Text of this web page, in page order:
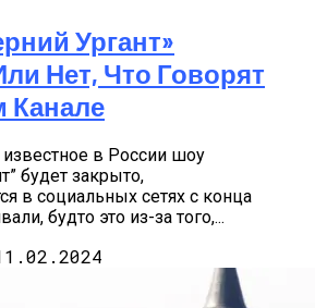
Ургант»
Нет, Что Говорят
Канале
известное в России шоу
будет закрыто,
в социальных сетях с конца
будто это из-за того,...